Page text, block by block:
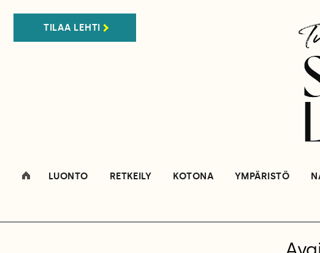
TILAA LEHTI
LUONTO RETKEILY KOTONA YMPÄRISTÖ